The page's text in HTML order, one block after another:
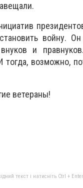
войну.
и
возможно,
ветераны!
текст і натисніть Ctrl +